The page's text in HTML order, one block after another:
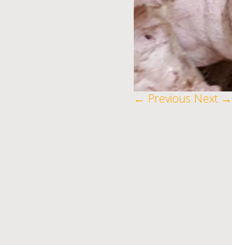
← Previous Next →